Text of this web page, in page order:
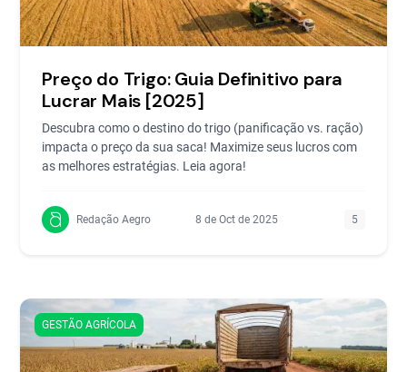
Preço do Trigo: Guia Definitivo para
Lucrar Mais [2025]
Descubra como o destino do trigo (panificação vs. ração)
impacta o preço da sua saca! Maximize seus lucros com
as melhores estratégias. Leia agora!
Redação Aegro 8 de Oct de 2025 5
GESTÃO AGRÍCOLA